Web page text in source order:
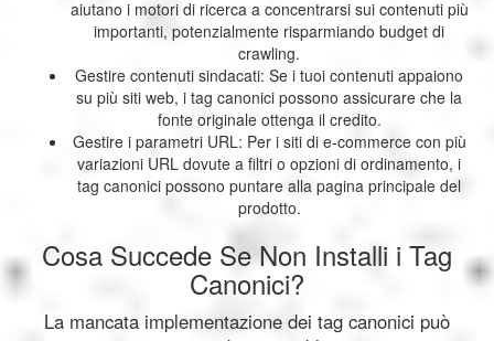
aiutano i motori di ricerca a concentrarsi sui contenuti più
importanti, potenzialmente risparmiando budget di
crawling.
Gestire contenuti sindacati: Se i tuoi contenuti appaiono
su più siti web, i tag canonici possono assicurare che la
fonte originale ottenga il credito.
Gestire i parametri URL: Per i siti di e-commerce con più
variazioni URL dovute a filtri o opzioni di ordinamento, i
tag canonici possono puntare alla pagina principale del
prodotto.
Cosa Succede Se Non Installi i Tag
Canonici?
La mancata implementazione dei tag canonici può